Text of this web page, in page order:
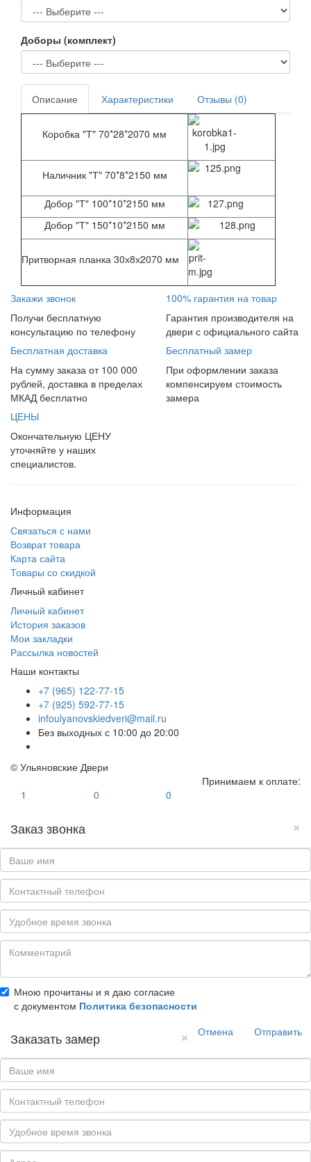
Доборы (комплект)
Описание Характеристики Отзывы (0)
Коробка "Т" 70*28*2070 мм
Наличник "Т" 70*8*2150 мм
Добор "Т" 100*10*2150 мм
Добор "Т" 150*10*2150 мм
Притворная планка 30х8х2070 мм
Закажи звонок
Получи бесплатную
консультацию по телефону
100% гарантия на товар
Гарантия производителя на
двери с официального сайта
Бесплатная доставка
На сумму заказа от 100 000
рублей, доставка в пределах
МКАД бесплатно
Бесплатный замер
При оформлении заказа
компенсируем стоимость
замера
ЦЕНЫ
Окончательную ЦЕНУ
уточняйте у наших
специалистов.
Информация
Связаться с нами
Возврат товара
Карта сайта
Товары со скидкой
Личный кабинет
Личный кабинет
История заказов
Мои закладки
Рассылка новостей
Наши контакты
+7 (965) 122-77-15
+7 (925) 592-77-15
infoulyanovskiedveri@mail.ru
Без выходных с 10:00 до 20:00
© Ульяновские Двери
Принимаем к оплате:
1
0 0
×
Заказ звонка
Мною прочитаны и я даю согласие
с документом Политика безопасности
Отмена
Отправить
×
Заказать замер